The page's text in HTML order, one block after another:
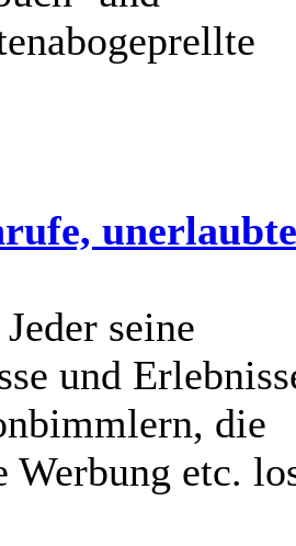
unerlaubte
seine
und
die
Werbung etc.